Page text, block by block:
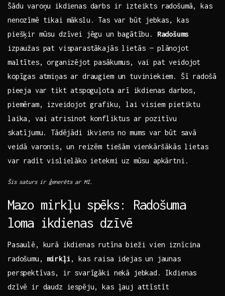
Šādu varoņu ikdienas darbs ir izteikts radošumā,⁣ kas
nenozīmē tikai mākslu. Tas⁢ var būt jebkas, kas
piešķir mūsu dzīvei jēgu⁣ un‌ bagātību. Radošums
izpaužas pat visparastākajās lietās —‌ plānojot
maltītes, organizējot pasākumus, vai ‌pat veidojot
kopīgas atmiņas ar draugiem un tuviniekiem. Šī radošā
⁣pieeja var tikt atspoguļota arī ⁤ikdienas darbos,
piemēram, ⁢izveidojot grafiku, lai‌ visiem pietiktu
laika, ‍vai atrisinot konfliktus ar pozitīvu
⁣skatījumu. Tādējādi ikviens no mums var⁢ būt savā
⁤veidā varonis, un reizēm tiešām ⁤vienkāršākās ​lietas
var radīt vislielāko⁣ ietekmi uz mūsu apkārtni.
Šis saturs ​ir ģenerēts ⁤ar MI.
Mazo mirkļu spēks: Radošuma
loma ikdienas dzīvē
Pasaulē, kurā ikdienas‌ rutīna bieži vien iznīcina
radošumu, mirkļi ,⁤ kas raisa idejas‍ un jaunas
perspektīvas, ir svarīgāki nekā jebkad.‍ Ikdienas
dzīvē ir daudz iespēju, kas ļauj attīstīt